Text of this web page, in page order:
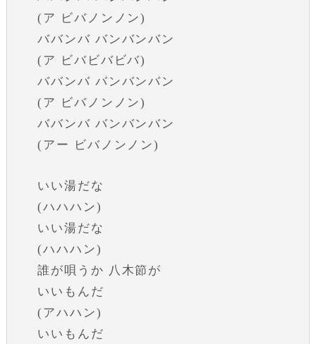
(ア ビバノンノン)
ババンバ バンバンバン
(ア ビバビバビバ)
ババンバ バンバンバン
(ア ビバノンノン)
ババンバ バンバンバン
(アー ビバノンノン)
いい湯だな
(ハハハン)
いい湯だな
(ハハハン)
誰が唄うか 八木節が
いいもんだ
(アハハン)
いいもんだ